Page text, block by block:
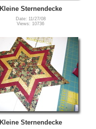
Kleine Sternendecke
Date: 11/27/08
Views: 10736
Kleine Sternendecke